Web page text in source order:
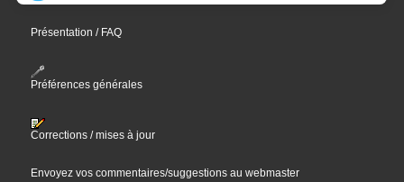
Présentation / FAQ
Préférences générales
Corrections / mises à jour
Envoyez vos commentaires/suggestions au webmaster